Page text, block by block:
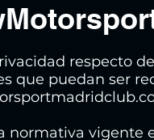
respecto
que puedan ser
normativa vigente